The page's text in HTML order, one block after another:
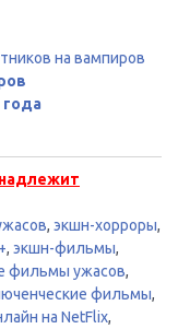
на вампиров
, экшн-хорроры,
, экшн-фильмы,
фильмы ужасов,
фильмы,
на NetFlix,